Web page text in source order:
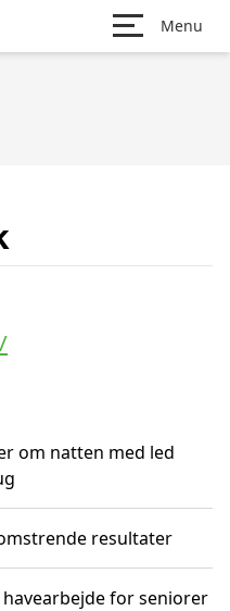
Menu
om natten med led
resultater
for seniorer